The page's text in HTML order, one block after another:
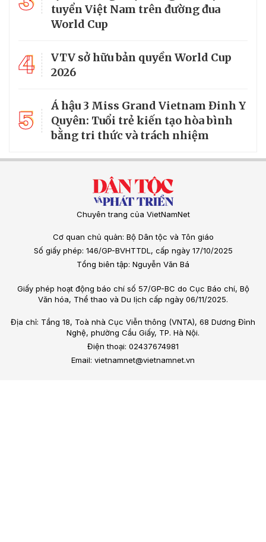
tuyển Việt Nam trên đường đua
World Cup
4
VTV sở hữu bản quyền World Cup
2026
5
Á hậu 3 Miss Grand Vietnam Đinh Y
Quyên: Tuổi trẻ kiến tạo hòa bình
bằng tri thức và trách nhiệm
Chuyên trang của VietNamNet
Cơ quan chủ quản: Bộ Dân tộc và Tôn giáo
Số giấy phép: 146/GP-BVHTTDL, cấp ngày 17/10/2025
Tổng biên tập: Nguyễn Văn Bá
Giấy phép hoạt động báo chí số 57/GP-BC do Cục Báo chí, Bộ
Văn hóa, Thể thao và Du lịch cấp ngày 06/11/2025.
Địa chỉ: Tầng 18, Toà nhà Cục Viễn thông (VNTA), 68 Dương Đình
Nghệ, phường Cầu Giấy, TP. Hà Nội.
Điện thoại: 02437674981
Email: vietnamnet@vietnamnet.vn